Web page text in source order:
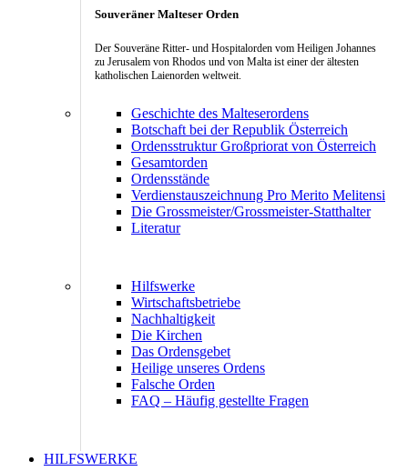
Souveräner Malteser Orden
Der Souveräne Ritter- und Hospitalorden vom Heiligen Johannes
zu Jerusalem von Rhodos und von Malta ist einer der ältesten
katholischen Laienorden weltweit.
Geschichte des Malteserordens
Botschaft bei der Republik Österreich
Ordensstruktur Großpriorat von Österreich
Gesamtorden
Ordensstände
Verdienstauszeichnung Pro Merito Melitensi
Die Grossmeister/Grossmeister-Statthalter
Literatur
Hilfswerke
Wirtschaftsbetriebe
Nachhaltigkeit
Die Kirchen
Das Ordensgebet
Heilige unseres Ordens
Falsche Orden
FAQ – Häufig gestellte Fragen
HILFSWERKE